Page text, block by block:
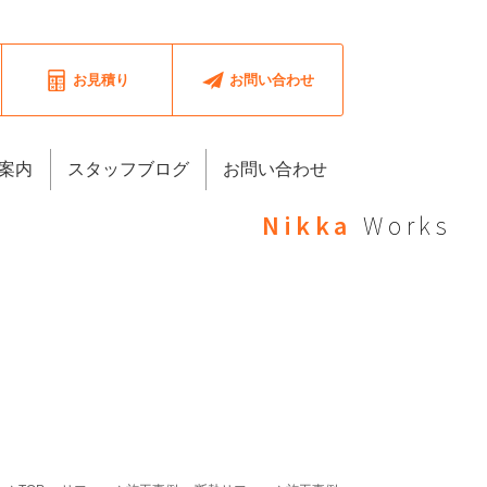
お見積り お問い合わせ
内 スタッフブログ お問い合わせ
Nikka Works